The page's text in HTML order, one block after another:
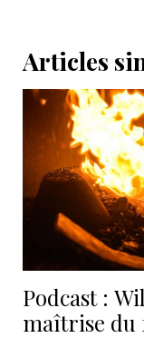
Articles
Podcast :
maîtrise du